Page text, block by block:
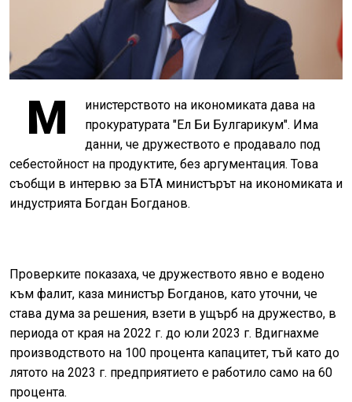
М
инистерството на икономиката дава на
прокуратурата "Ел Би Булгарикум". Има
данни, че дружеството е продавало под
себестойност на продуктите, без аргументация. Това
съобщи в интервю за БТА министърът на икономиката и
индустрията Богдан Богданов.
Проверките показаха, че дружеството явно е водено
към фалит, каза министър Богданов, като уточни, че
става дума за решения, взети в ущърб на дружество, в
периода от края на 2022 г. до юли 2023 г. Вдигнахме
производството на 100 процента капацитет, тъй като до
лятото на 2023 г. предприятието е работило само на 60
процента.